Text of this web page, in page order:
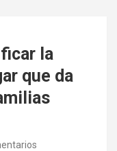
la
que da